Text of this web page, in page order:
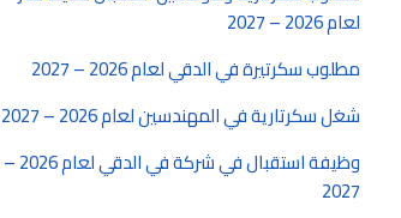
لعام 2026 – 2027
مطلوب سكرتيرة في الدقي لعام 2026 – 2027
شغل سكرتارية في المهندسين لعام 2026 – 2027
وظيفة استقبال في شركة في الدقي لعام 2026 –
2027